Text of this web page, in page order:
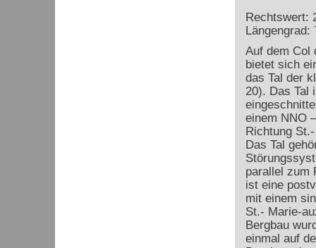
Rechtswert:
Längengrad:
Auf dem Col
bietet sich
das Tal der
20). Das Tal
einem NNO
Richtung
Das Tal
parallel zum
ist eine
mit einem
St.- Marie-
Bergbau
einmal auf